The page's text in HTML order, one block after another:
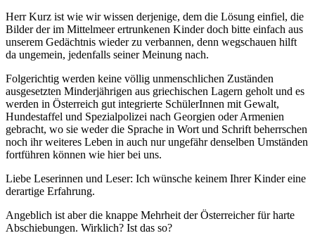
Herr Kurz ist wie wir wissen derjenige, dem die Lösung einfiel, die
Bilder der im Mittelmeer ertrunkenen Kinder doch bitte einfach aus
unserem Gedächtnis wieder zu verbannen, denn wegschauen hilft
da ungemein, jedenfalls seiner Meinung nach.
Folgerichtig werden keine völlig unmenschlichen Zuständen
ausgesetzten Minderjährigen aus griechischen Lagern geholt und es
werden in Österreich gut integrierte SchülerInnen mit Gewalt,
Hundestaffel und Spezialpolizei nach Georgien oder Armenien
gebracht, wo sie weder die Sprache in Wort und Schrift beherrschen
noch ihr weiteres Leben in auch nur ungefähr denselben Umständen
fortführen können wie hier bei uns.
Liebe Leserinnen und Leser: Ich wünsche keinem Ihrer Kinder eine
derartige Erfahrung.
Angeblich ist aber die knappe Mehrheit der Österreicher für harte
Abschiebungen. Wirklich? Ist das so?